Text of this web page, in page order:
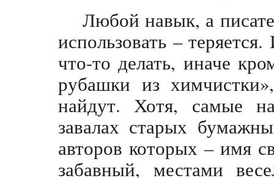
Любой навык, а
использовать –
что-то делать, иначе
рубашки из
найдут. Хотя, самые
завалах старых
авторов которых – имя
забавный, местами